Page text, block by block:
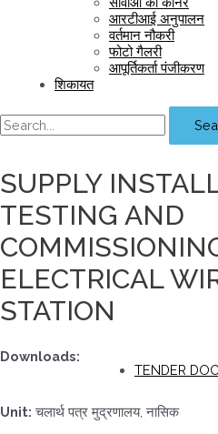
आरटीआई अनुपालन
वर्तमान नौकरी
फोटो गैलरी
आपूर्तिकर्ता पंजीकरण
शिकायत
SUPPLY
TESTING AND
ELECTRICAL
STATION
Downloads:
TENDER
Unit: चलार्थ पत्र मुद्रणालय, नासिक